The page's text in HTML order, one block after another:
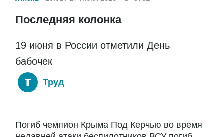
Последняя колонка
19 июня в России отметили День
бабочек
Труд
Погиб чемпион Крыма Под Керчью во время